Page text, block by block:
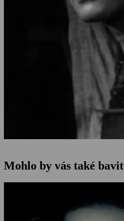
Mohlo by vás také bavit